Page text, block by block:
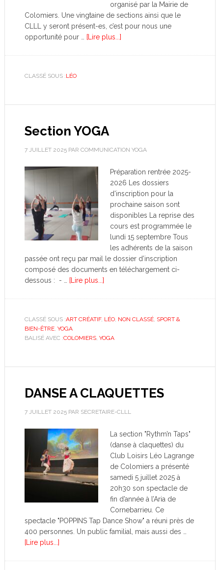
organisé par la Mairie de
Colomiers. Une vingtaine de sections ainsi que le
CLLL y seront présent-es, c’est pour nous une
opportunité pour …
[Lire plus...]
CLASSÉ SOUS :LÉO
Section YOGA
7 JUILLET 2025PAR COMMUNICATION YOGA
Préparation rentrée 2025-
2026 Les dossiers
d'inscription pour la
prochaine saison sont
disponibles La reprise des
cours est programmée le
lundi 15 septembre Tous
les adhérents de la saison
passée ont reçu par mail le dossier d’inscription
composé des documents en téléchargement ci-
dessous : - …
[Lire plus...]
CLASSÉ SOUS :ART CRÉATIF, LÉO, NON CLASSÉ, SPORT &
BIEN-ÊTRE, YOGA
BALISÉ AVEC :COLOMIERS, YOGA
DANSE A CLAQUETTES
7 JUILLET 2025PAR SECRETAIRE-CLLL
La section "Rythm’n Taps"
(danse à claquettes) du
Club Loisirs Léo Lagrange
de Colomiers a présenté
samedi 5 juillet 2025 à
20h30 son spectacle de
fin d’année à l’Aria de
Cornebarrieu. Ce
spectacle "POPPINS Tap Dance Show" a réuni près de
400 personnes. Un public familial, mais aussi des …
[Lire plus...]